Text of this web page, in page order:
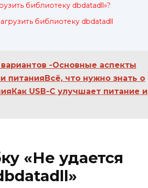
библиотеку dbdatadll»?
библиотеку dbdatadll
-Основные аспекты
питанияВсё, что нужно знать о
USB-C улучшает питание и
«Не удается